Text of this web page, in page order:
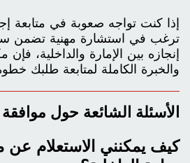
إذا كنت تواجه صعوبة في متابعة
ترغب في استشارة مهنية تضمن
إنجازه بين الإمارة والداخلية، فإن
والخبرة الكاملة لمتابعة طلبك
الأسئلة الشائعة حول موافقة
كيف يمكنني الاستعلام عن